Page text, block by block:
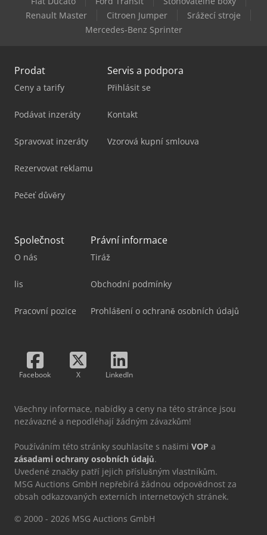
Emmegi Quadra L3
Emmegi Satellite Xl
Renault Master
Citroen Jumper
Srážecí stroje
Mercedes-Benz Sprinter
Prodat
Ceny a tarify
Podávat inzeráty
Spravovat inzeráty
Rezervovat reklamu
Pečeť důvěry
Servis a podpora
Přihlásit se
Kontakt
Vzorová kupní smlouva
Společnost
O nás
lis
Pracovní pozice
Právní informace
Tiráž
Obchodní podmínky
Prohlášení o ochraně osobních údajů
Facebook X LinkedIn
Všechny informace, nabídky a ceny na této stránce jsou
nezávazné a nepodléhají žádným závazkům!
Používáním této stránky souhlasíte s našimi VOP a
zásadami ochrany osobních údajů.
Uvedené značky patří jejich příslušným vlastníkům.
MSG Auctions GmbH nepřebírá žádnou odpovědnost za
obsah odkazovaných externích internetových stránek.
© 2000 - 2026 MSG Auctions GmbH